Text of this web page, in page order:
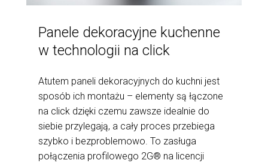
Panele dekoracyjne kuchenne
w technologii na click
Atutem paneli dekoracyjnych do kuchni jest
sposób ich montażu – elementy są łączone
na click dzięki czemu zawsze idealnie do
siebie przylegają, a cały proces przebiega
szybko i bezproblemowo. To zasługa
połączenia profilowego 2G® na licencji